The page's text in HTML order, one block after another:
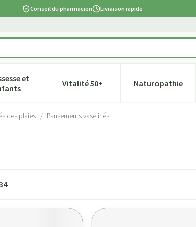
Conseil du pharmacien Livraison rapide
soins et hygiène
pour la catégorie Régime, alimentation & vitamines
et
Afficher le sous-menu pour la catégorie Grossesse et
Vitalité 50+Afficher le sous-menu pour la
Naturopathie
Afficher le
des plaies / Pansements vaselinés